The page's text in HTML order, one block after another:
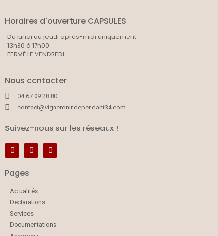
Horaires d'ouverture CAPSULES
Du lundi au jeudi après-midi uniquement
13h30 à 17h00
FERMÉ LE VENDREDI
Nous contacter
04 67 09 28 80
contact@vigneronindependant34.com
Suivez-nous sur les réseaux !
Pages
Actualités
Déclarations
Services
Documentations